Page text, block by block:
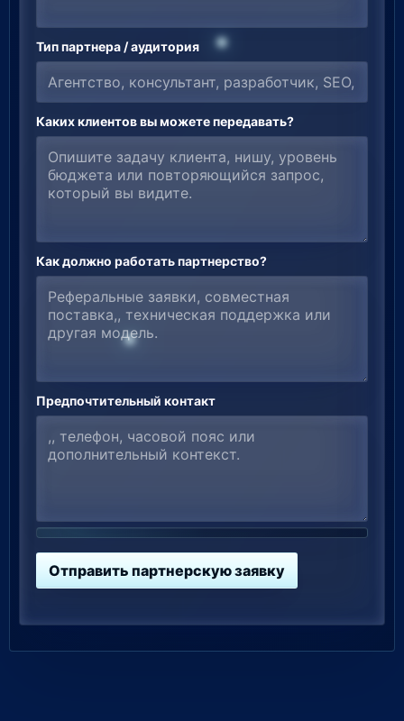
Тип партнера / аудитория
Каких клиентов вы можете передавать?
Как должно работать партнерство?
Предпочтительный контакт
Отправить партнерскую заявку